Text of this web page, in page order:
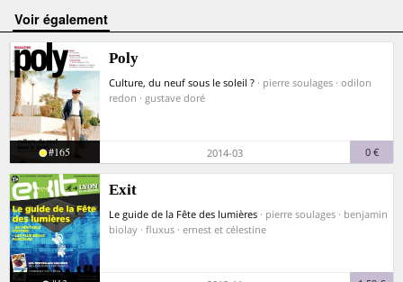
voir également
Poly
Culture, du neuf sous le soleil ? · pierre soulages · odilon
redon · gustave doré
#165 2014-03 0 €
Exit
Le guide de la Fête des lumières · pierre soulages · benjamin
biolay · fluxus · ernest et célestine